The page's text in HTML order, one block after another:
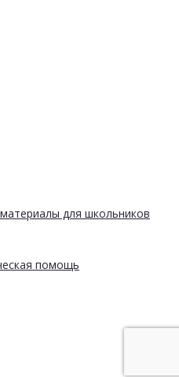
для школьников
помощь